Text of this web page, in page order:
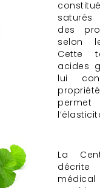
des
selon
Cette
acides
lui
La
médical